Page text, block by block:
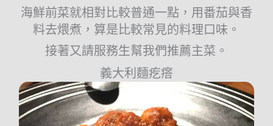
海鮮前菜就相對比較普通一點，用番茄與香
料去煨煮，算是比較常見的料理口味。
接著又請服務生幫我們推薦主菜。
義大利麵疙瘩